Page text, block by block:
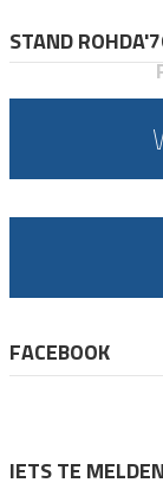
STAND
FACEBOOK
IETS TE MELDEN